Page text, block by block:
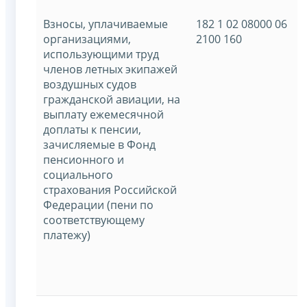
Взносы, уплачиваемые
организациями,
использующими труд
членов летных экипажей
воздушных судов
гражданской авиации, на
выплату ежемесячной
доплаты к пенсии,
зачисляемые в Фонд
пенсионного и
социального
страхования Российской
Федерации (пени по
соответствующему
платежу)
182 1 02 08000 06
2100 160